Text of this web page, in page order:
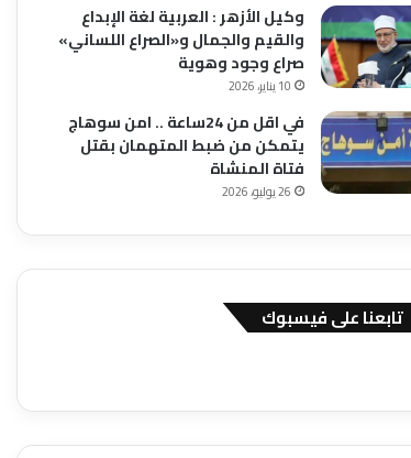
وكيل الأزهر : العربية لغة الإبداع
والقيم والجمال و«الصراع اللساني»
صراع وجود وهوية
10 يناير، 2026
في اقل من 24ساعة .. امن سوهاج
يتمكن من ضبط المتهمان بقتل
فتاة المنشاة
26 يوليو، 2026
تابعنا على فيسبوك